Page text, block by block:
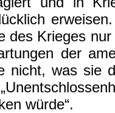
des Krieges
der
nicht, was sie
würde“.